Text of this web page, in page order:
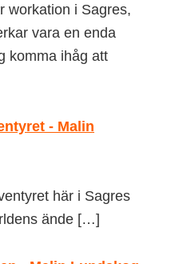
workation i Sagres,
vara en enda
komma ihåg att
- Malin
här i Sagres
ände […]